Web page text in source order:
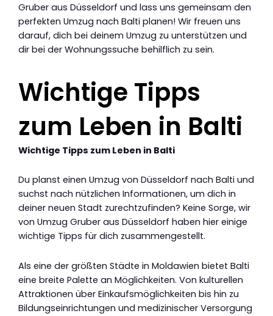
Gruber aus Düsseldorf und lass uns gemeinsam den
perfekten Umzug nach Balti planen! Wir freuen uns
darauf, dich bei deinem Umzug zu unterstützen und
dir bei der Wohnungssuche behilflich zu sein.
Wichtige Tipps
zum Leben in Balti
Wichtige Tipps zum Leben in Balti
Du planst einen Umzug von Düsseldorf nach Balti und
suchst nach nützlichen Informationen, um dich in
deiner neuen Stadt zurechtzufinden? Keine Sorge, wir
von Umzug Gruber aus Düsseldorf haben hier einige
wichtige Tipps für dich zusammengestellt.
Als eine der größten Städte in Moldawien bietet Balti
eine breite Palette an Möglichkeiten. Von kulturellen
Attraktionen über Einkaufsmöglichkeiten bis hin zu
Bildungseinrichtungen und medizinischer Versorgung